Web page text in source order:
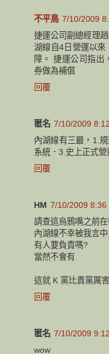
不平鳥 7/10/2009
捷運公司副總經理
湖線自4日營運以來
障。 捷運公司指出
券做為補償
回覆
匿名 7/10/2009
內湖線有三最，1.
系統．3.史上正式營
回覆
HM 7/10/2009 8:36
請查這烏鴉嘴之前
內湖線不幸被我言
有人要負責嗎?
當然不會有.
這就 K 黨比貴黨厲
回覆
匿名 7/10/2009
wow